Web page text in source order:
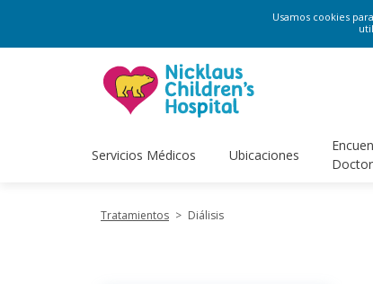
Usamos cookies
Servicios Médicos Ubicaciones
Doctor
Tratamientos > Diálisis